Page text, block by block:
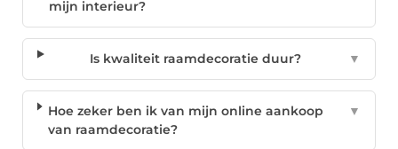
mijn interieur?
Is kwaliteit raamdecoratie duur? ▼
Hoe zeker ben ik van mijn online aankoop
van raamdecoratie?
▼